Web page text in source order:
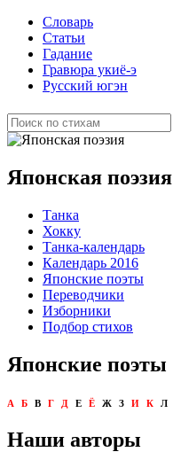
Словарь
Статьи
Гадание
Гравюра укиё-э
Русский югэн
Японская поэзия
Танка
Хокку
Танка-календарь
Календарь 2016
Японские поэты
Переводчики
Изборники
Подбор стихов
Японские поэты
А Б В Г Д Е Ё Ж З И К Л
Наши авторы